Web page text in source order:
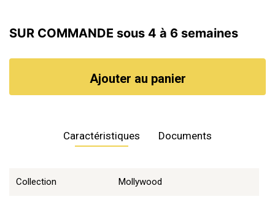
SUR COMMANDE sous 4 à 6 semaines
Ajouter au panier
Caractéristiques
Collection Mollywood
Documents